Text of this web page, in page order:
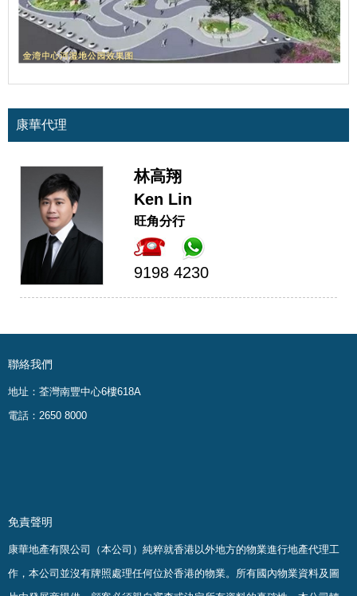
康華代理
林高翔
Ken Lin
旺角分行
9198 4230
聯絡我們
地址：荃灣南豐中心6樓618A
電話：2650 8000
免責聲明
康華地產有限公司（本公司）純粹就香港以外地方的物業進行地產代理工
作，本公司並沒有牌照處理任何位於香港的物業。 所有國內物業資料及圖